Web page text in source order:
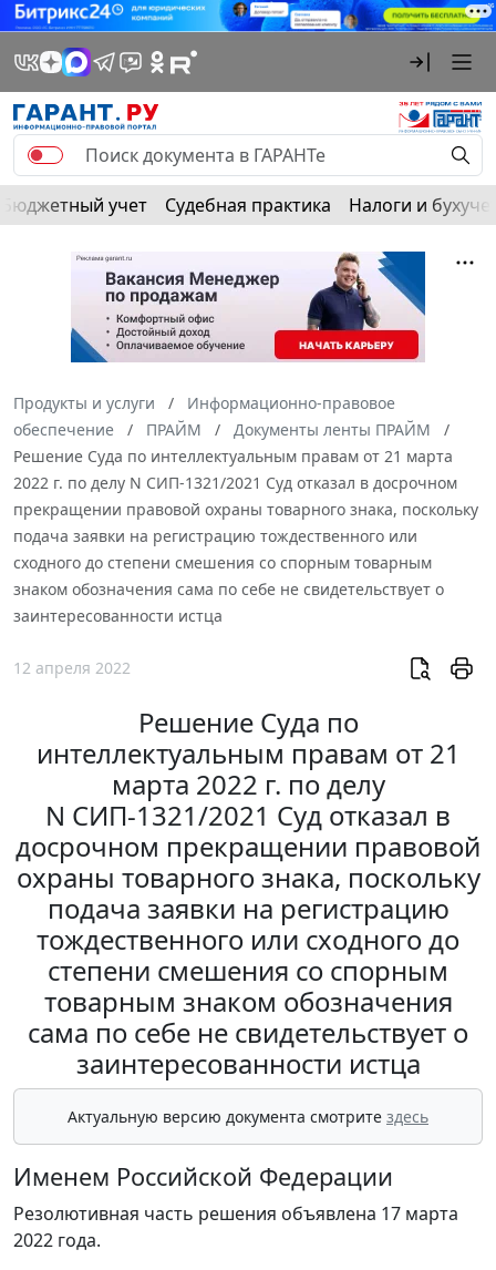
Бюджетный учет Судебная практика Налоги и
Продукты и услуги
Информационно-правовое
обеспечение
ПРАЙМ
Документы ленты ПРАЙМ
Решение Суда по интеллектуальным правам от 21 марта
2022 г. по делу N СИП-1321/2021 Суд отказал в досрочном
прекращении правовой охраны товарного знака, поскольку
подача заявки на регистрацию тождественного или
сходного до степени смешения со спорным товарным
знаком обозначения сама по себе не свидетельствует о
заинтересованности истца
12 апреля 2022
Решение Суда по
интеллектуальным правам от 21
марта 2022 г. по делу
N СИП-1321/2021 Суд отказал в
досрочном прекращении правовой
охраны товарного знака, поскольку
подача заявки на регистрацию
тождественного или сходного до
степени смешения со спорным
товарным знаком обозначения
сама по себе не свидетельствует о
заинтересованности истца
Актуальную версию документа смотрите здесь
Именем Российской Федерации
Резолютивная часть решения объявлена 17 марта
2022 года.